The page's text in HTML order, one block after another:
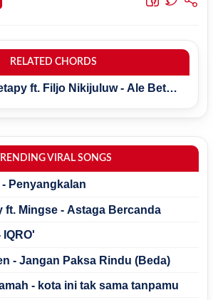
RELATED CHORDS
ft. Filjo Nikijuluw - Ale Beta
TRENDING VIRAL SONGS
Penyangkalan
ft. Mingse - Astaga Bercanda
IQRO'
- Jangan Paksa Rindu (Beda)
- kota ini tak sama tanpamu